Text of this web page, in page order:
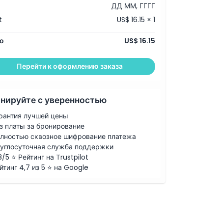
ДД ММ, ГГГГ
US$ 16.15 × 1
US$ 16.15
Перейти к оформлению заказа
с уверенностью
лучшей цены
платы за бронирование
сквозное шифрование платежа
служба поддержки
5 ⭐ Рейтинг на Trustpilot
4,7 из 5 ⭐ на Google